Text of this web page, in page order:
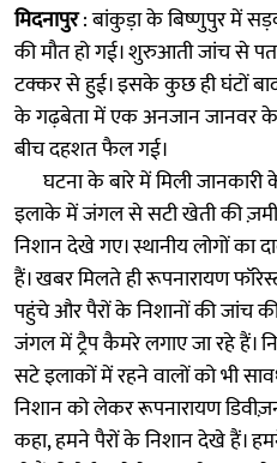
मिदनापुर: बांकुड़ा के बिष्णुपुर में
की मौत हो गई। शुरुआती जांच से
टक्कर से हुई। इसके कुछ ही घंटों
के गढ़बेता में एक अनजान जानवर
बीच दहशत फैल गई।
घटना के बारे में मिली जानकारी
इलाके में जंगल से सटी खेती की
निशान देखे गए। स्थानीय लोगों का
हैं। खबर मिलते ही रूपनारायण
पहुंचे और पैरों के निशानों की जांच
जंगल में ट्रैप कैमरे लगाए जा रहे हैं।
सटे इलाकों में रहने वालों को भी
निशान को लेकर रूपनारायण
कहा, हमने पैरों के निशान देखे हैं।